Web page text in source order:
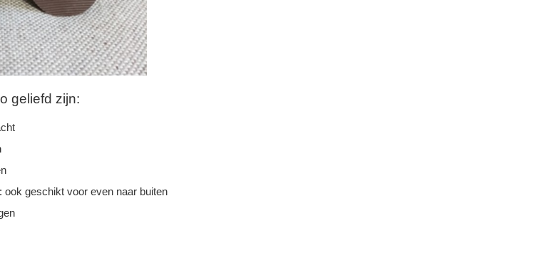
geliefd zijn:
geschikt voor even naar buiten